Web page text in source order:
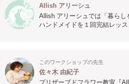
Allish アリーシュ
Allish アリーシュでは「暮ら
ハンドメイドを１回完結レッ
このワークショップの先生
佐々木 由紀子
プリザーブドフラワー教室『